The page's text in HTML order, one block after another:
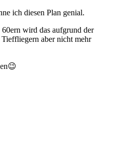
ich diesen Plan genial.
60ern wird das aufgrund der
Tieffliegern aber nicht mehr